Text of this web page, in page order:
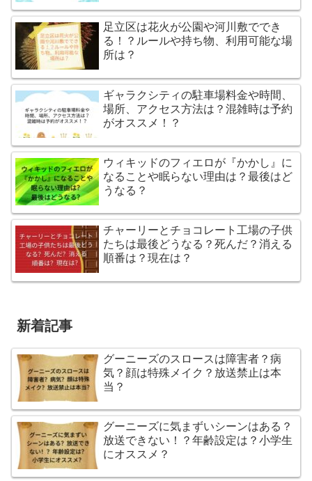
足立区は花火が公園や河川敷ででき
る！？ルールや持ち物、利用可能な場
所は？
ギャラクシティの駐車場料金や時間、
場所、アクセス方法は？混雑時は予約
がオススメ！？
ウィキッドのフィエロが『かかし』に
なることや眠らない理由は？最後はど
うなる？
チャーリーとチョコレート工場の子供
たちは最後どうなる？死んだ？消える
順番は？現在は？
新着記事
グーニーズのスロースは障害者？病
気？顔は特殊メイク？放送禁止は本
当？
グーニーズに気まずいシーンはある？
放送できない！？年齢設定は？小学生
にオススメ？